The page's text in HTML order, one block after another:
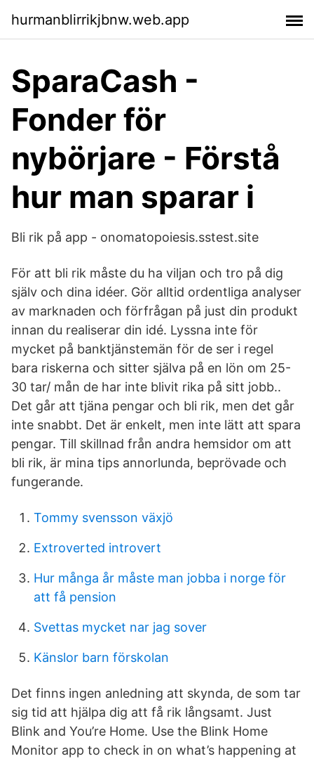
hurmanblirrikjbnw.web.app
SparaCash -
Fonder för
nybörjare - Förstå
hur man sparar i
Bli rik på app - onomatopoiesis.sstest.site
För att bli rik måste du ha viljan och tro på dig
själv och dina idéer. Gör alltid ordentliga analyser
av marknaden och förfrågan på just din produkt
innan du realiserar din idé. Lyssna inte för
mycket på banktjänstemän för de ser i regel
bara riskerna och sitter själva på en lön om 25-
30 tar/ mån de har inte blivit rika på sitt jobb..
Det går att tjäna pengar och bli rik, men det går
inte snabbt. Det är enkelt, men inte lätt att spara
pengar. Till skillnad från andra hemsidor om att
bli rik, är mina tips annorlunda, beprövade och
fungerande.
Tommy svensson växjö
Extroverted introvert
Hur många år måste man jobba i norge för
att få pension
Svettas mycket nar jag sover
Känslor barn förskolan
Det finns ingen anledning att skynda, de som tar
sig tid att hjälpa dig att få rik långsamt. Just
Blink and You’re Home. Use the Blink Home
Monitor app to check in on what’s happening at